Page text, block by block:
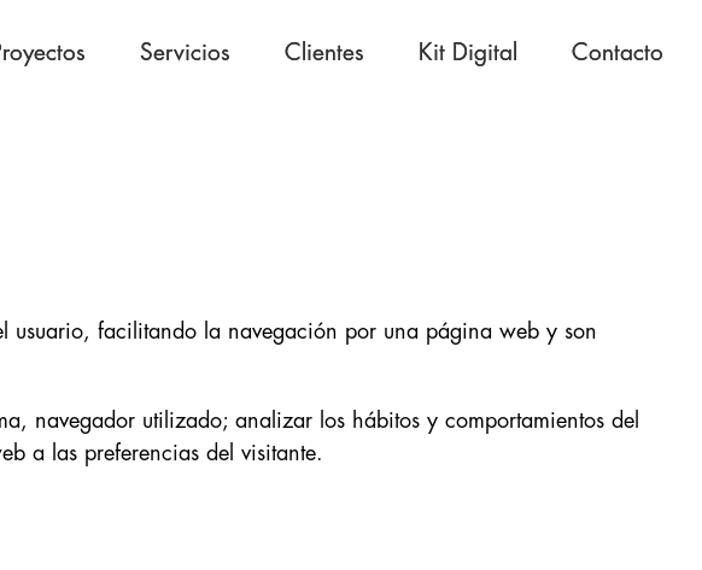
Servicios Clientes Kit Digital Contacto
Servicios Clientes Kit Digital Contacto
usuario, facilitando la navegación por una página web y son
navegador utilizado; analizar los hábitos y comportamientos del
a las preferencias del visitante.